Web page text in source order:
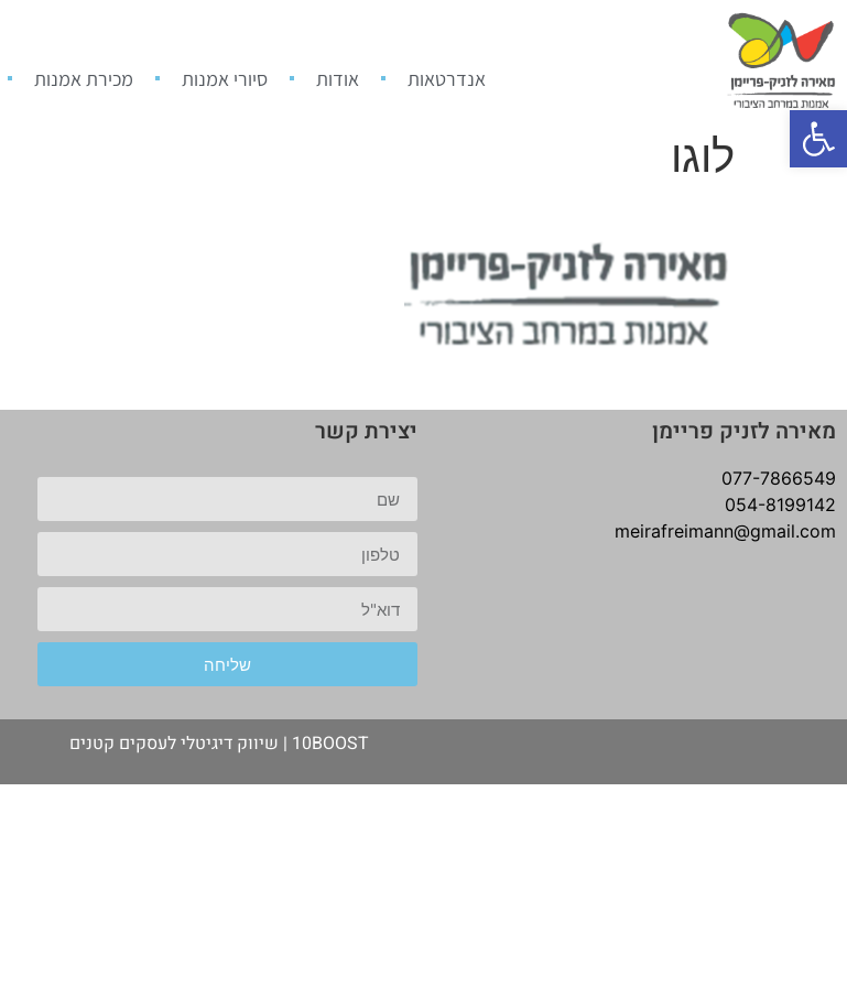
אנדרטאות אודות סיורי אמנות מכירת אמנות
לוגו
מאירה לזניק פריימן
077-7866549
054-8199142
meirafreimann@gmail.com
יצירת קשר
שליחה
10BOOST | שיווק דיגיטלי לעסקים קטנים
פתח סרגל נגישות